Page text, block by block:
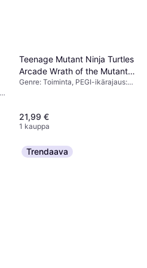
Teenage Mutant Ninja Turtles
Arcade Wrath of the Mutants
Nintendo Switch
Genre: Toiminta, PEGI-ikärajaus:
21,99 €
1 kauppa
Trendaava